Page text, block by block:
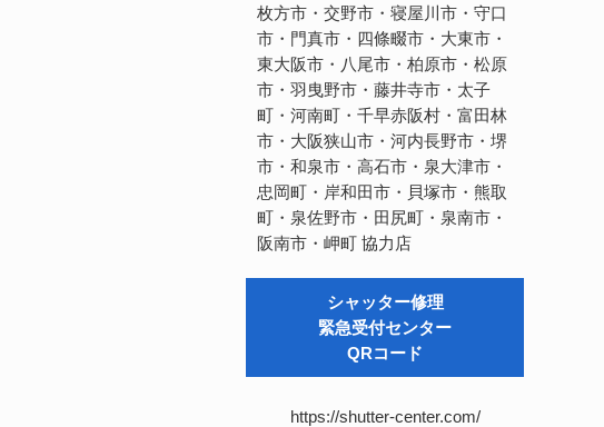
枚方市・交野市・寝屋川市・守口
市・門真市・四條畷市・大東市・
東大阪市・八尾市・柏原市・松原
市・羽曳野市・藤井寺市・太子
町・河南町・千早赤阪村・富田林
市・大阪狭山市・河内長野市・堺
市・和泉市・高石市・泉大津市・
忠岡町・岸和田市・貝塚市・熊取
町・泉佐野市・田尻町・泉南市・
阪南市・岬町 協力店
シャッター修理
緊急受付センター
QRコード
https://shutter-center.com/